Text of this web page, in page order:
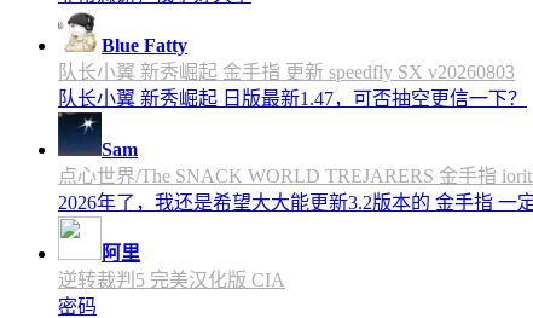
Blue Fatty
队长小翼 新秀崛起 金手指 更新 speedfly SX v20260803
队长小翼 新秀崛起 日版最新1.47，可否抽空更信一下？
Sam
点心世界/The SNACK WORLD TREJARERS 金手指
2026年了，我还是希望大大能更新3.2版本的 金手指 一
阿里
逆转裁判5 完美汉化版 CIA
密码